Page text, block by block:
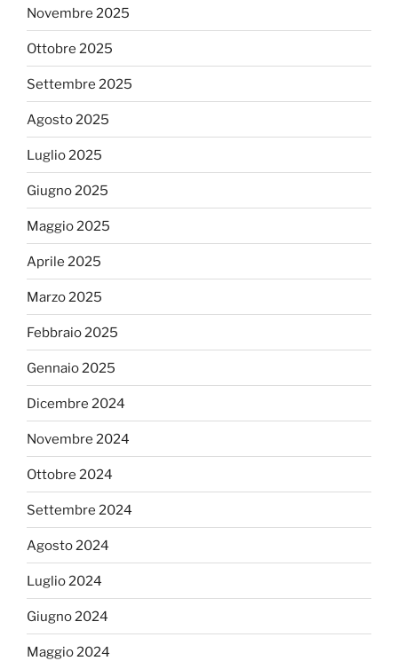
Novembre 2025
Ottobre 2025
Settembre 2025
Agosto 2025
Luglio 2025
Giugno 2025
Maggio 2025
Aprile 2025
Marzo 2025
Febbraio 2025
Gennaio 2025
Dicembre 2024
Novembre 2024
Ottobre 2024
Settembre 2024
Agosto 2024
Luglio 2024
Giugno 2024
Maggio 2024